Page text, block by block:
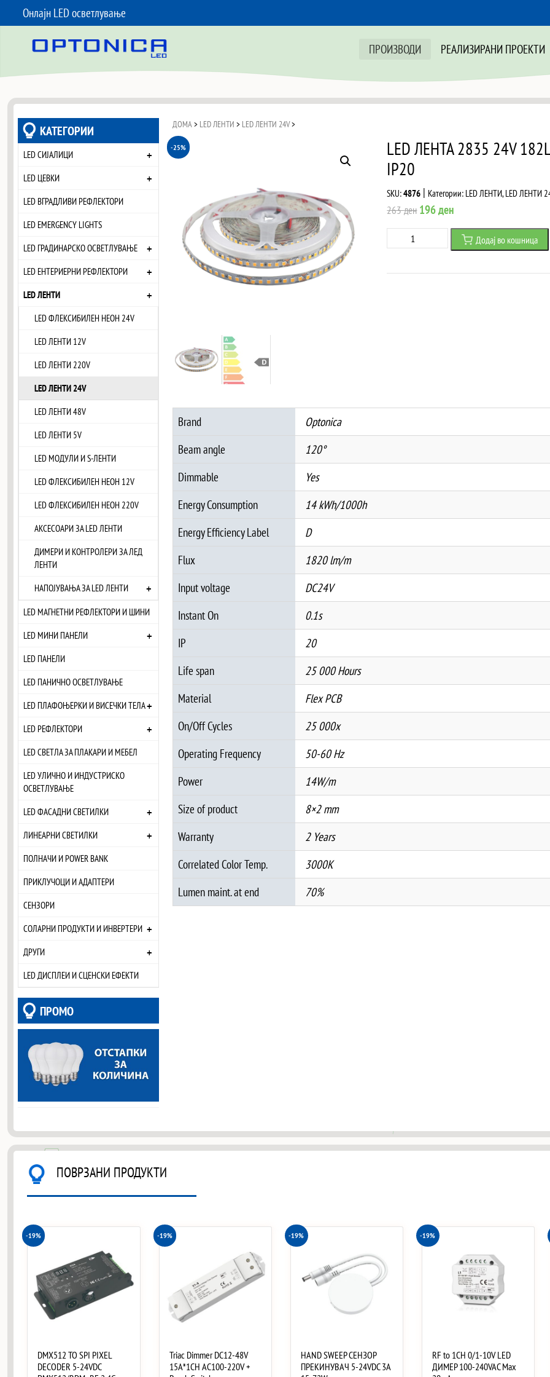
Онлајн LED осветлување
ПРОИЗВОДИ
РЕАЛИЗИРАНИ ПРОЕКТИ
КАТЕГОРИИ
LED СИЈАЛИЦИ +
LED ЦЕВКИ +
LED ВГРАДЛИВИ РЕФЛЕКТОРИ
LED EMERGENCY LIGHTS
LED ГРАДИНАРСКО ОСВЕТЛУВАЊЕ
+
LED ЕНТЕРИЕРНИ РЕФЛЕКТОРИ +
LED ЛЕНТИ
LED ФЛЕКСИБИЛЕН НЕОН 24V
LED ЛЕНТИ 12V
LED ЛЕНТИ 220V
LED ЛЕНТИ 24V
LED ЛЕНТИ 48V
LED ЛЕНТИ 5V
LED МОДУЛИ И S-ЛЕНТИ
LED ФЛЕКСИБИЛЕН НЕОН 12V
LED ФЛЕКСИБИЛЕН НЕОН 220V
АКСЕСОАРИ ЗА LED ЛЕНТИ
ДИМЕРИ И КОНТРОЛЕРИ ЗА ЛЕД
ЛЕНТИ
НАПОЈУВАЊА ЗА LED ЛЕНТИ
+
+
LED МАГНЕТНИ РЕФЛЕКТОРИ И ШИНИ
LED МИНИ ПАНЕЛИ
+
LED ПАНЕЛИ
LED ПАНИЧНО ОСВЕТЛУВАЊЕ
LED ПЛАФОЊЕРКИ И ВИСЕЧКИ ТЕЛА+
LED РЕФЛЕКТОРИ +
LED СВЕТЛА ЗА ПЛАКАРИ И МЕБЕЛ
LED УЛИЧНО И ИНДУСТРИСКО
ОСВЕТЛУВАЊЕ
LED ФАСАДНИ СВЕТИЛКИ
+
ЛИНЕАРНИ СВЕТИЛКИ +
ПОЛНАЧИ И POWER BANK
ПРИКЛУЧОЦИ И АДАПТЕРИ
СЕНЗОРИ
СОЛАРНИ ПРОДУКТИ И ИНВЕРТЕРИ +
ДРУГИ +
LED ДИСПЛЕИ И СЦЕНСКИ ЕФЕКТИ
ПРОМО
ДОМА > LED ЛЕНТИ > LED ЛЕНТИ 24V>
-25%
LED ЛЕНТА 2835 24V
IP20
SKU:4876 | Категории: LED ЛЕНТИ,LED ЛЕНТИ
263ден Original
price
196денCurrent
price
ЛЕНТА
2835
-
Додај во кошница
Brand
Optonica
Beam angle
120°
Dimmable
Yes
Energy Consumption
14 kWh/1000h
Energy Efficiency Label
D
Flux
1820 lm/m
Input voltage
DC24V
Instant On
0.1s
IP
20
Life span
25 000 Hours
Material
Flex PCB
On/Off Cycles
25 000x
Operating Frequency
50-60 Hz
Power
14W/m
Size of product
8×2 mm
Warranty
2 Years
Correlated Color Temp.
3000K
Lumen maint. at end
70%
ПОВРЗАНИ ПРОДУКТИ
-19%
DMX512 TO SPI PIXEL
DECODER 5-24VDC
-19%
Triac Dimmer DC12-48V
15A*1CH AC100-220V +
-19%
HAND SWEEP СЕНЗОР
ПРЕКИНУВАЧ 5-24VDC 3A
-19%
RF to 1CH 0/1-10V LED
ДИМЕР 100-240VAC Max